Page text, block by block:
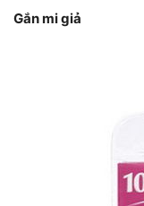
Gắn mi giả